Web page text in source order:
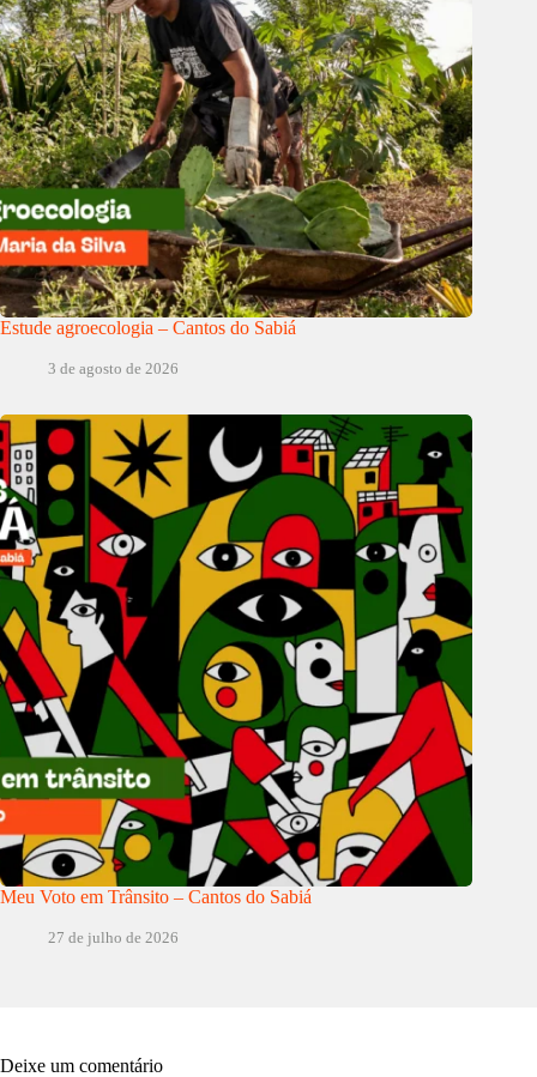
Estude agroecologia – Cantos do Sabiá
3 de agosto de 2026
Meu Voto em Trânsito – Cantos do Sabiá
27 de julho de 2026
Deixe um comentário